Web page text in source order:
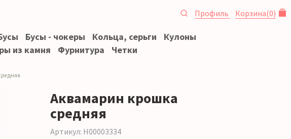
Профиль Корзина(0)
Бусы - чокеры Кольца, серьги
Кулоны
из камня Фурнитура Четки
Аквамарин крошка
средняя
Артикул: Н00003334